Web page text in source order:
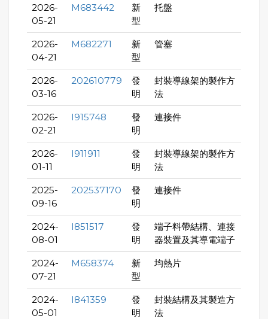
2026-
05-21
M683442
新
型
托盤
2026-
04-21
M682271
新
型
管塞
2026-
03-16
202610779
發
明
封裝導線架的製作方
法
2026-
02-21
I915748
發
明
連接件
2026-
01-11
I911911
發
明
封裝導線架的製作方
法
2025-
09-16
202537170
發
明
連接件
2024-
08-01
I851517
發
明
端子料帶結構、連接
器裝置及其導電端子
2024-
07-21
M658374
新
型
均熱片
2024-
05-01
I841359
發
明
封裝結構及其製造方
法